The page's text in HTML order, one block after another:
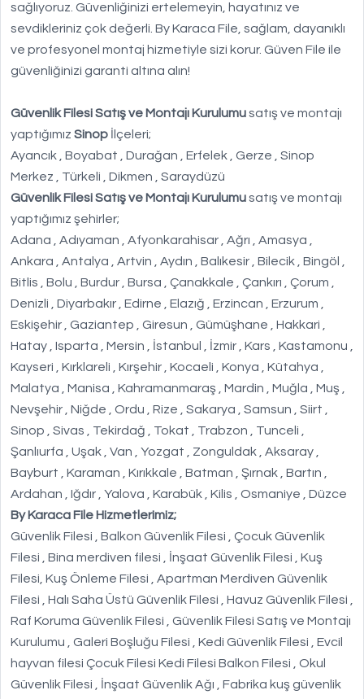
sağlıyoruz. Güvenliğinizi ertelemeyin, hayatınız ve
sevdikleriniz çok değerli. By Karaca File, sağlam, dayanıklı
ve profesyonel montaj hizmetiyle sizi korur. Güven File ile
güvenliğinizi garanti altına alın!
Güvenlik Filesi Satış ve Montajı Kurulumusatış ve montajı
yaptığımız Sinop İlçeleri;
Ayancık , Boyabat , Durağan , Erfelek , Gerze , Sinop
Merkez , Türkeli , Dikmen , Saraydüzü
Güvenlik Filesi Satış ve Montajı Kurulumusatış ve montajı
yaptığımız şehirler;
Adana , Adıyaman , Afyonkarahisar , Ağrı , Amasya ,
Ankara , Antalya , Artvin , Aydın , Balıkesir , Bilecik , Bingöl ,
Bitlis , Bolu , Burdur , Bursa , Çanakkale , Çankırı , Çorum ,
Denizli , Diyarbakır , Edirne , Elazığ , Erzincan , Erzurum ,
Eskişehir , Gaziantep , Giresun , Gümüşhane , Hakkari ,
Hatay , Isparta , Mersin , İstanbul , İzmir , Kars , Kastamonu ,
Kayseri , Kırklareli , Kırşehir , Kocaeli , Konya , Kütahya ,
Malatya , Manisa , Kahramanmaraş , Mardin , Muğla , Muş ,
Nevşehir , Niğde , Ordu , Rize , Sakarya , Samsun , Siirt ,
Sinop , Sivas , Tekirdağ , Tokat , Trabzon , Tunceli ,
Şanlıurfa , Uşak , Van , Yozgat , Zonguldak , Aksaray ,
Bayburt , Karaman , Kırıkkale , Batman , Şırnak , Bartın ,
Ardahan , Iğdır , Yalova , Karabük , Kilis , Osmaniye , Düzce
By Karaca File Hizmetlerimiz;
Güvenlik Filesi , Balkon Güvenlik Filesi , Çocuk Güvenlik
Filesi , Bina merdiven filesi , İnşaat Güvenlik Filesi , Kuş
Filesi, Kuş Önleme Filesi , Apartman Merdiven Güvenlik
Filesi , Halı Saha Üstü Güvenlik Filesi , Havuz Güvenlik Filesi ,
Raf Koruma Güvenlik Filesi , Güvenlik Filesi Satış ve Montajı
Kurulumu , Galeri Boşluğu Filesi , Kedi Güvenlik Filesi , Evcil
hayvan filesi Çocuk Filesi Kedi Filesi Balkon Filesi , Okul
Güvenlik Filesi , İnşaat Güvenlik Ağı , Fabrika kuş güvenlik